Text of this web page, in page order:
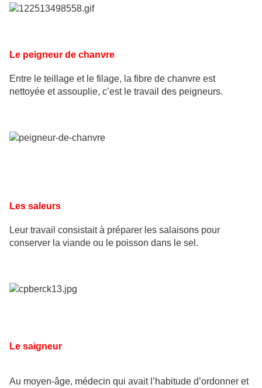
Le peigneur de chanvre
Entre le teillage et le filage, la fibre de chanvre est
nettoyée et assouplie, c’est le travail des peigneurs.
Les saleurs
Leur travail consistait à préparer les salaisons pour
conserver la viande ou le poisson dans le sel.
Le saigneur
Au moyen-âge, médecin qui avait l’habitude d’ordonner et